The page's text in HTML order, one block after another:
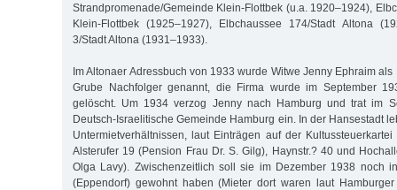
Strandpromenade/Gemeinde Klein-Flottbek (u.a. 1920–1924),
Klein-Flottbek (1925–1927), Elbchaussee 174/Stadt Altona
3/Stadt Altona (1931–1933).
Im Altonaer Adressbuch von 1933 wurde Witwe Jenny Ephraim
Grube Nachfolger genannt, die Firma wurde im September
gelöscht. Um 1934 verzog Jenny nach Hamburg und trat im
Deutsch-Israelitische Gemeinde Hamburg ein. In der Hansestadt
Untermietverhältnissen, laut Einträgen auf der
Alsterufer 19 (Pension Frau Dr. S. Gilg), Haynstr.? 40 und
Olga Lavy). Zwischenzeitlich soll sie im Dezember 1938 noch
(Eppendorf) gewohnt haben (Mieter dort waren laut